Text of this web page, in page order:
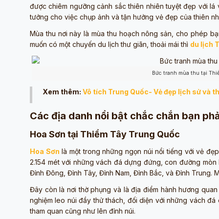
được chiêm ngưỡng cảnh sắc thiên nhiên tuyệt đẹp với
tưởng cho việc chụp ảnh và tận hưởng vẻ đẹp của thiên
Mùa thu nơi này là mùa thu hoạch nông sản, cho phép
muốn có một chuyến du lịch thư giãn, thoải mái thì du lịch
Bức tranh mùa thu tại
Xem thêm: Vô tích Trung Quốc- Vẻ đẹp lịch sử và
Các địa danh nổi bật chắc chắn bạn
Hoa Sơn tại Thiểm Tây Trung Quốc
Hoa Sơn là một trong những ngọn núi nổi tiếng với vẻ
2.154 mét với những vách đá dựng đứng, con đường
Đỉnh Đông, Đỉnh Tây, Đỉnh Nam, Đỉnh Bắc, và Đỉnh Trung.
Đây còn là nơi thờ phụng và là địa điểm hành hương
nghiệm leo núi đầy thử thách, đối diện với những vách
tham quan cũng như lên đỉnh núi.